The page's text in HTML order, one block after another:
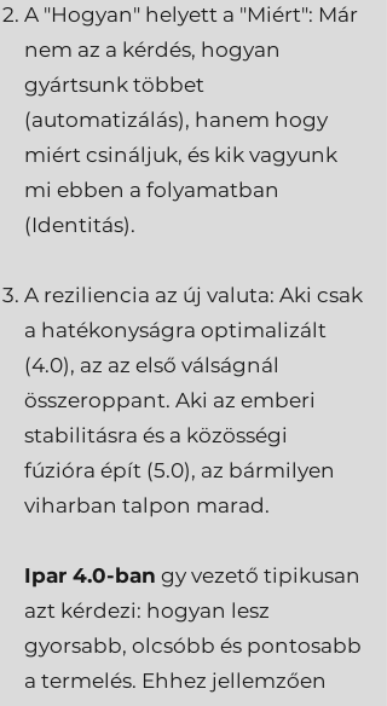
A "Hogyan" helyett a "Miért": Már
nem az a kérdés, hogyan
gyártsunk többet
(automatizálás), hanem hogy
miért csináljuk, és kik vagyunk
mi ebben a folyamatban
(Identitás).
A reziliencia az új valuta: Aki csak
a hatékonyságra optimalizált
(4.0), az az első válságnál
összeroppant. Aki az emberi
stabilitásra és a közösségi
fúzióra épít (5.0), az bármilyen
viharban talpon marad.
Ipar 4.0-ban gy vezető tipikusan
azt kérdezi: hogyan lesz
gyorsabb, olcsóbb és pontosabb
a termelés. Ehhez jellemzően